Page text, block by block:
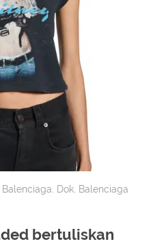
Dok. Balenciaga
bertuliskan